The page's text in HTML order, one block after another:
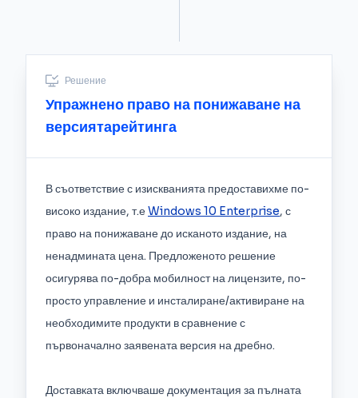
Решение
Упражнено право на понижаване на
версиятарейтинга
В съответствие с изискванията предоставихме по-
високо издание, т.еWindows 10 Enterprise, с
право на понижаване до исканото издание, на
ненадмината цена. Предложеното решение
осигурява по-добра мобилност на лицензите, по-
просто управление и инсталиране/активиране на
необходимите продукти в сравнение с
първоначално заявената версия на дребно.
Доставката включваше документация за пълната